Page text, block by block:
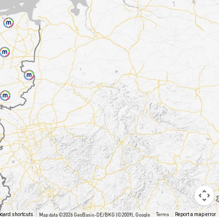
shortcuts Map data ©2026 GeoBasis-DE/BKG (©2009), Google Terms Report a map error